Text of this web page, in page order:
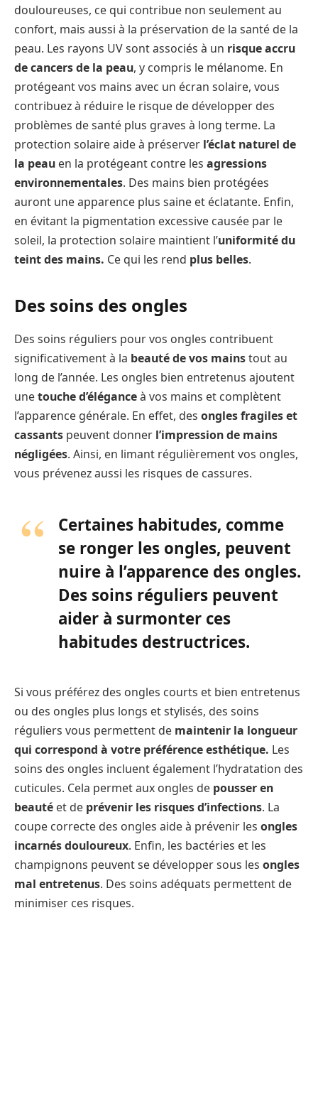
douloureuses, ce qui contribue non seulement au
confort, mais aussi à la préservation de la santé de la
peau. Les rayons UV sont associés à un risque accru
de cancers de la peau, y compris le mélanome. En
protégeant vos mains avec un écran solaire, vous
contribuez à réduire le risque de développer des
problèmes de santé plus graves à long terme. La
protection solaire aide à préserver l’éclat naturel de
la peau en la protégeant contre les agressions
environnementales. Des mains bien protégées
auront une apparence plus saine et éclatante. Enfin,
en évitant la pigmentation excessive causée par le
soleil, la protection solaire maintient l’uniformité du
teint des mains. Ce qui les rend plus belles.
Des soins des ongles
Des soins réguliers pour vos ongles contribuent
significativement à la beauté de vos mainstout au
long de l’année. Les ongles bien entretenus ajoutent
unetouche d’éléganceà vos mains et complètent
l’apparence générale. En effet, des ongles fragiles et
cassants peuvent donner l’impression de mains
négligées. Ainsi, en limant régulièrement vos ongles,
vous prévenez aussi les risques de cassures.
Certaines habitudes, comme
se ronger les ongles, peuvent
nuire à l’apparence des ongles.
Des soins réguliers peuvent
aider à surmonter ces
habitudes destructrices.
Si vous préférez des ongles courts et bien entretenus
ou des ongles plus longs et stylisés, des soins
réguliers vous permettent de maintenir la longueur
qui correspond à votre préférence esthétique. Les
soins des ongles incluent également l’hydratation des
cuticules. Cela permet aux ongles de pousser en
beauté et de prévenir les risques d’infections. La
coupe correcte des ongles aide à prévenir les ongles
incarnés douloureux. Enfin, les bactéries et les
champignons peuvent se développer sous les ongles
mal entretenus. Des soins adéquats permettent de
minimiser ces risques.